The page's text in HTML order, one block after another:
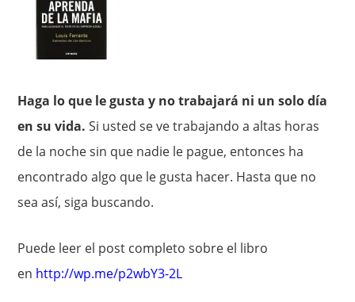
Haga lo que le gusta y no trabajará ni un solo día
en su vida. Si usted se ve trabajando a altas horas
de la noche sin que nadie le pague, entonces ha
encontrado algo que le gusta hacer. Hasta que no
sea así, siga buscando.
Puede leer el post completo sobre el libro
en http://wp.me/p2wbY3-2L